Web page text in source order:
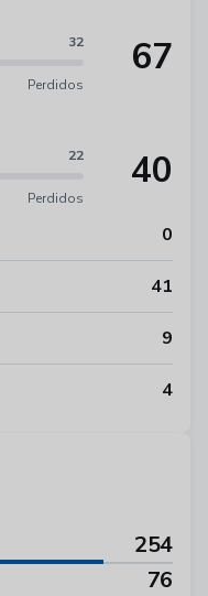
32
Perdidos
67
22
Perdidos
40
0
41
9
4
254
76